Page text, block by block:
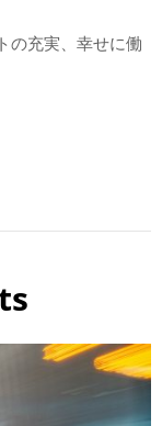
の充実、幸せに働